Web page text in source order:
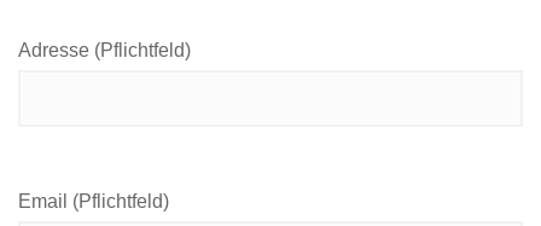
Adresse (Pflichtfeld)
Email (Pflichtfeld)